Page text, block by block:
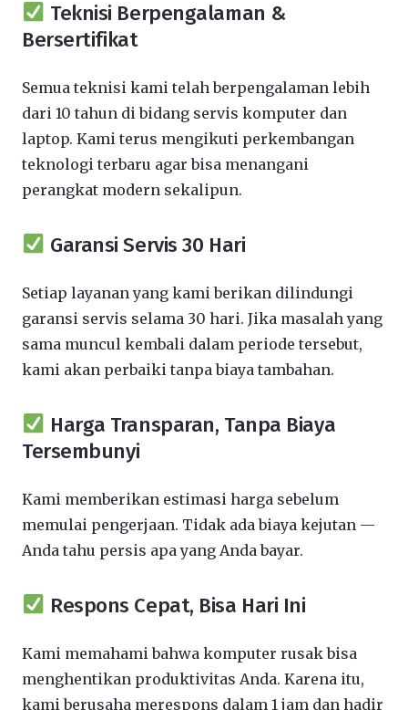
Teknisi Berpengalaman &
Bersertifikat
Semua teknisi kami telah berpengalaman lebih
dari 10 tahun di bidang servis komputer dan
laptop. Kami terus mengikuti perkembangan
teknologi terbaru agar bisa menangani
perangkat modern sekalipun.
Garansi Servis 30 Hari
Setiap layanan yang kami berikan dilindungi
garansi servis selama 30 hari. Jika masalah yang
sama muncul kembali dalam periode tersebut,
kami akan perbaiki tanpa biaya tambahan.
Harga Transparan, Tanpa Biaya
Tersembunyi
Kami memberikan estimasi harga sebelum
memulai pengerjaan. Tidak ada biaya kejutan —
Anda tahu persis apa yang Anda bayar.
Respons Cepat, Bisa Hari Ini
Kami memahami bahwa komputer rusak bisa
menghentikan produktivitas Anda. Karena itu,
kami berusaha merespons dalam 1 jam dan hadir